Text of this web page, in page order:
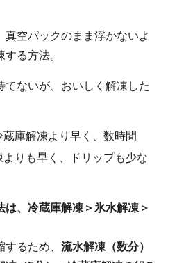
真空パックのまま浮かないよ
る方法。
てないが、おいしく解凍した
庫解凍より早く、数時間
りも早く、ドリップも少な
、冷蔵庫解凍＞氷水解凍＞
るため、 流水解凍（数分）